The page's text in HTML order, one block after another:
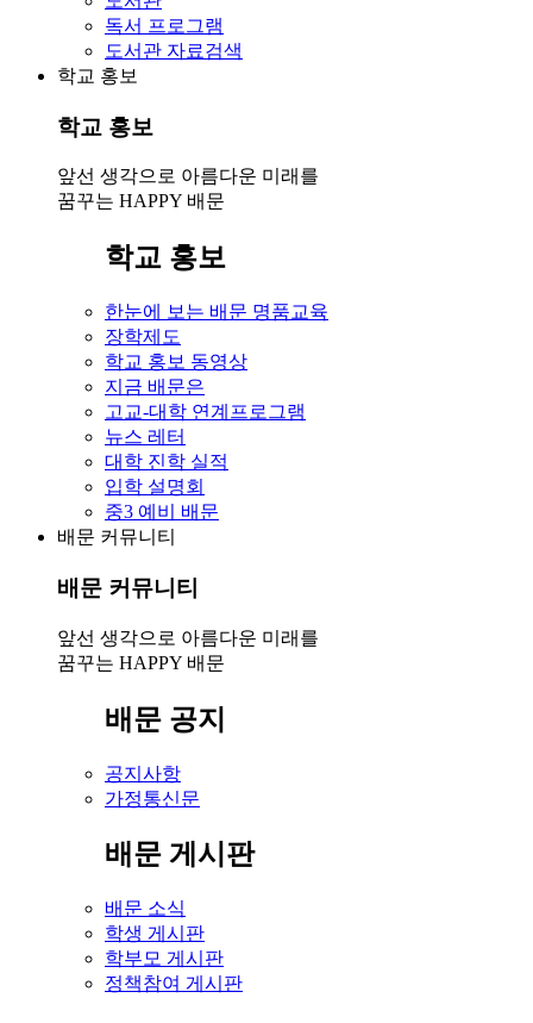
독서 프로그램
도서관 자료검색
학교 홍보
학교 홍보
앞선 생각으로 아름다운 미래를
꿈꾸는 HAPPY 배문
학교 홍보
한눈에 보는 배문 명품교육
장학제도
학교 홍보 동영상
지금 배문은
고교-대학 연계프로그램
뉴스 레터
대학 진학 실적
입학 설명회
중3 예비 배문
배문 커뮤니티
배문 커뮤니티
앞선 생각으로 아름다운 미래를
꿈꾸는 HAPPY 배문
배문 공지
공지사항
가정통신문
배문 게시판
배문 소식
학생 게시판
학부모 게시판
정책참여 게시판